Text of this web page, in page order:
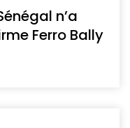
n’a
Ferro Bally